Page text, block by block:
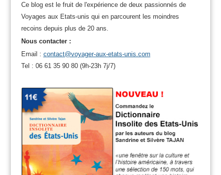
Ce blog est le fruit de l'expérience de deux passionnés de
Voyages aux Etats-unis qui en parcourent les moindres
recoins depuis plus de 20 ans.
Nous contacter :
Email : contact@voyager-aux-etats-unis.com
Tel : 06 61 35 90 80 (9h-23h 7j/7)